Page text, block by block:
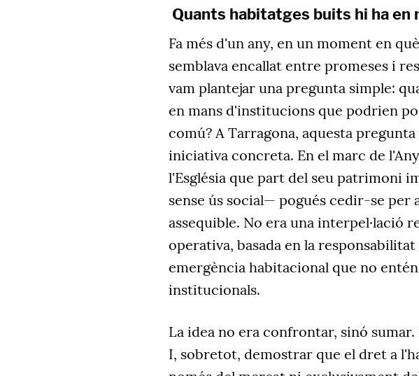
Quants habitatges buits hi ha en
Fa més d'un any, en un moment en
semblava encallat entre promeses i
vam plantejar una pregunta simple:
en mans d'institucions que podrien
comú? A Tarragona, aquesta
iniciativa concreta. En el marc de
l'Església que part del seu patrimoni
sense ús social— pogués cedir-se per
assequible. No era una interpel·lació
operativa, basada en la
emergència habitacional que no
institucionals.
La idea no era confrontar, sinó sumar.
I, sobretot, demostrar que el dret a